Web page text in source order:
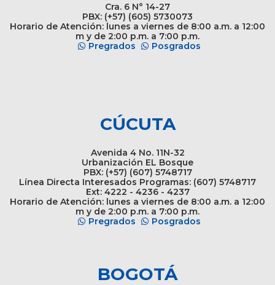
Cra. 6 N° 14-27
PBX: (+57) (605) 5730073
Horario de Atención: lunes a viernes de 8:00 a.m. a 12:00
m y de 2:00 p.m. a 7:00 p.m.
Pregrados
Posgrados
CÚCUTA
Avenida 4 No. 11N-32
Urbanización EL Bosque
PBX: (+57) (607) 5748717
Línea Directa Interesados Programas: (607) 5748717
Ext: 4222 - 4236 - 4237
Horario de Atención: lunes a viernes de 8:00 a.m. a 12:00
m y de 2:00 p.m. a 7:00 p.m.
Pregrados
Posgrados
BOGOTÁ